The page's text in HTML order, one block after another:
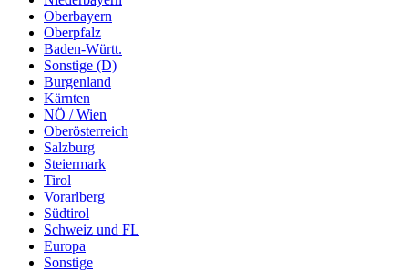
Oberbayern
Oberpfalz
Baden-Württ.
Sonstige (D)
Burgenland
Kärnten
NÖ / Wien
Oberösterreich
Salzburg
Steiermark
Tirol
Vorarlberg
Südtirol
Schweiz und FL
Europa
Sonstige